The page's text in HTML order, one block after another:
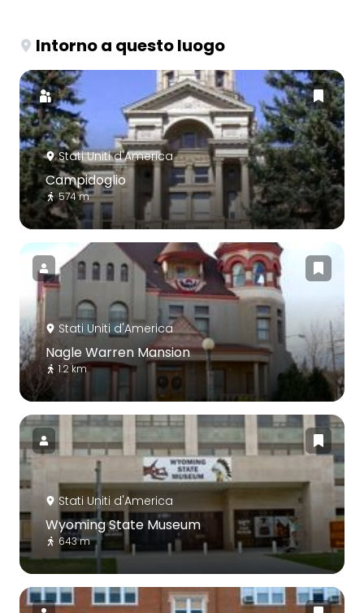
Intorno a questo luogo
Stati Uniti d'America
Campidoglio
574 m
Stati Uniti d'America
Nagle Warren Mansion
1.2 km
Stati Uniti d'America
Wyoming State Museum
643 m